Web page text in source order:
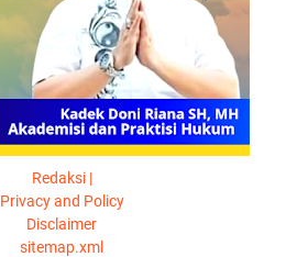
Redaksi |
Privacy and Policy
Disclaimer
sitemap.xml